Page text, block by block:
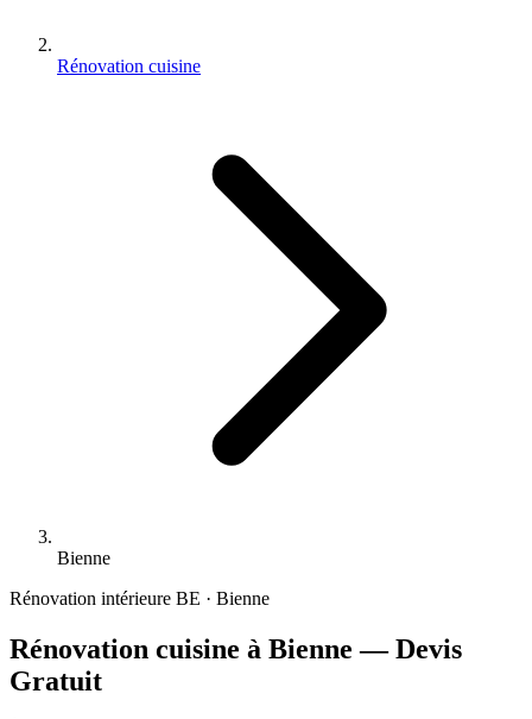
Rénovation cuisine
Bienne
Rénovation intérieure BE · Bienne
Rénovation cuisine à Bienne — Devis
Gratuit